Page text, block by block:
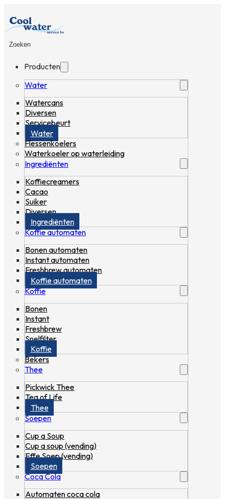
Zoeken
Producten
Water
Watercans
Diversen
Servicebeurt
Water
Flessenkoelers
Waterkoeler op waterleiding
Ingrediënten
Koffiecreamers
Cacao
Suiker
Diversen
Ingrediënten
Koffie automaten
Bonen automaten
Instant automaten
Freshbrew automaten
Koffie automaten
Koffie
Bonen
Instant
Freshbrew
Snelfilter
Koffie
Bekers
Thee
Pickwick Thee
Tea of Life
Thee
Soepen
Cup a Soup
Cup a soup (vending)
Effe Soep (vending)
Soepen
Coca Cola
Automaten coca cola